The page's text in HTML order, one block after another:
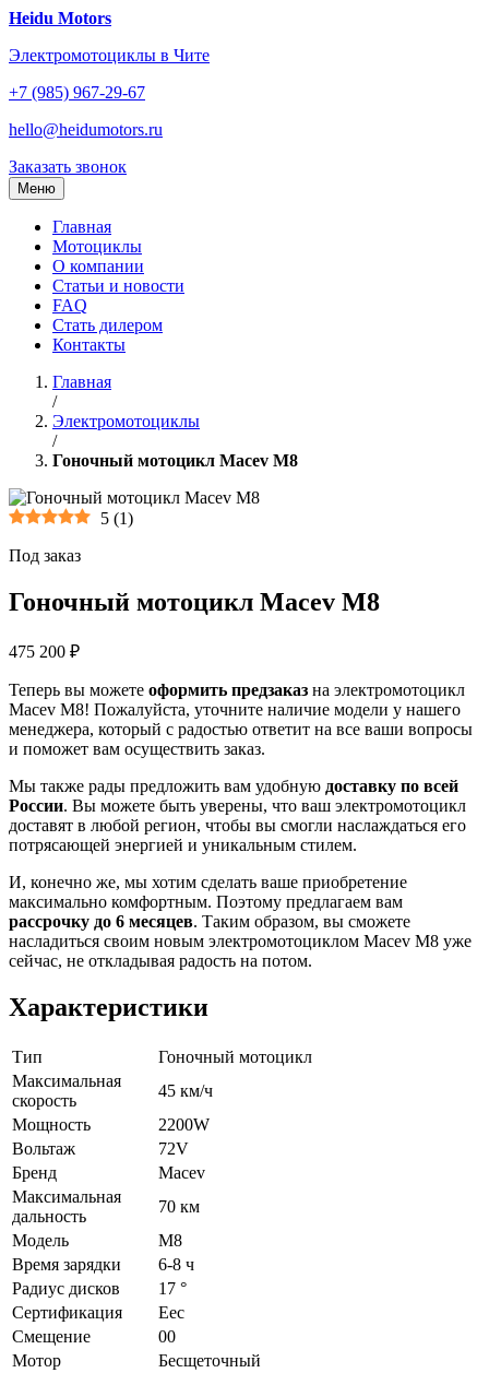
Перейти
содержанию
Heidu Motors
Электромотоциклы в Чите
+7 (985) 967-29-67
hello@heidumotors.ru
Заказать звонок
Меню
Главная
Мотоциклы
О компании
Статьи и новости
FAQ
Стать дилером
Контакты
Главная
/
Электромотоциклы
/
Гоночный мотоцикл Macev M8
5 (1)
Под заказ
Гоночный мотоцикл Macev M8
475 200 ₽
Теперь вы можете оформить предзаказ на электромотоцикл
Macev M8! Пожалуйста, уточните наличие модели у нашего
менеджера, который с радостью ответит на все ваши вопросы
и поможет вам осуществить заказ.
Мы также рады предложить вам удобную доставку по всей
России. Вы можете быть уверены, что ваш электромотоцикл
доставят в любой регион, чтобы вы смогли наслаждаться его
потрясающей энергией и уникальным стилем.
И, конечно же, мы хотим сделать ваше приобретение
максимально комфортным. Поэтому предлагаем вам
рассрочку до 6 месяцев. Таким образом, вы сможете
насладиться своим новым электромотоциклом Macev M8 уже
сейчас, не откладывая радость на потом.
Характеристики
Тип
Гоночный мотоцикл
Максимальная
скорость
45 км/ч
Мощность
2200W
Вольтаж
72V
Бренд
Macev
Максимальная
дальность
70 км
Модель
M8
Время зарядки
6-8 ч
Радиус дисков
17 °
Сертификация
Eec
Смещение
00
Мотор
Бесщеточный